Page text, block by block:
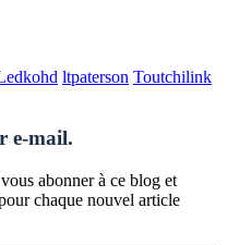
ltpaterson Toutchilink
e-mail.
abonner à ce blog et
chaque nouvel article